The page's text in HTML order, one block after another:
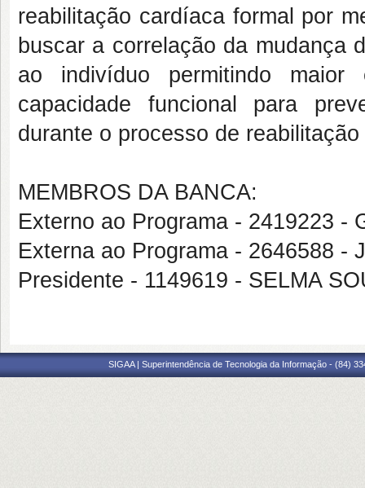
reabilitação cardíaca formal por
buscar a correlação da mudança
ao indivíduo permitindo maior
capacidade funcional para
durante o processo de
MEMBROS DA BANCA:
Externo ao Programa - 2419223 -
Externa ao Programa - 2646588 -
Presidente - 1149619 - SELMA
SIGAA | Superintendência de Tecnologia da Informação - (84)